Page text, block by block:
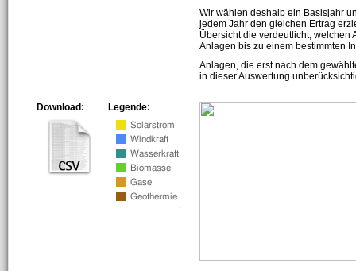
Wir wählen deshalb ein Basisjahr
jedem Jahr den gleichen Ertrag
Übersicht die verdeutlicht, welchen
Anlagen bis zu einem bestimmten
Anlagen, die erst nach dem
in dieser Auswertung
Legende:
Download: